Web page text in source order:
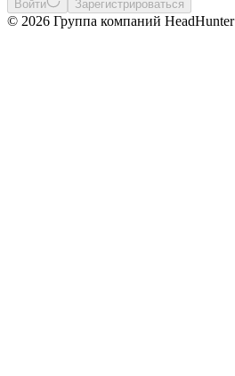
Войти Зарегистрироваться
© 2026 Группа компаний HeadHunter